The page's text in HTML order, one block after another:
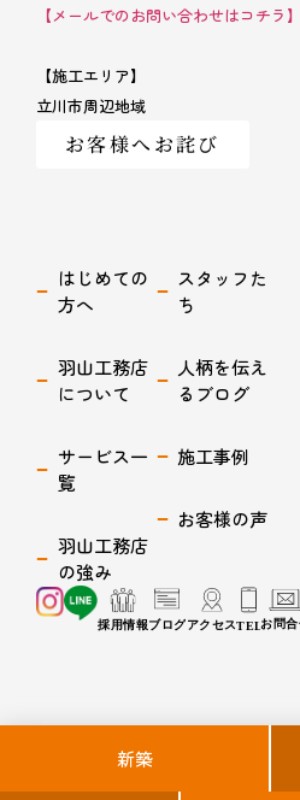
【メールでのお問い合わせはコチラ】
【施工エリア】
立川市周辺地域
お客様へお詫び
はじめての
方へ
羽山工務店
について
サービス一
覧
羽山工務店
の強み
スタッフた
ち
人柄を伝え
るブログ
施工事例
お客様の声
話し合いができる工務店を見つけたいと願っている人
新築